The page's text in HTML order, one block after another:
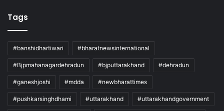
Tags
#banshidhartiwari #bharatnewsinternational
#Bjpmahanagardehradun #bjputtarakhand #dehradun
#ganeshjoshi #mdda #newbharattimes
#pushkarsinghdhami #uttarakhand #uttarakhandgovernment